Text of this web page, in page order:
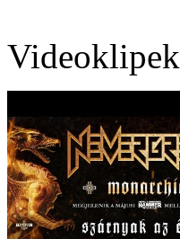
Videoklipek